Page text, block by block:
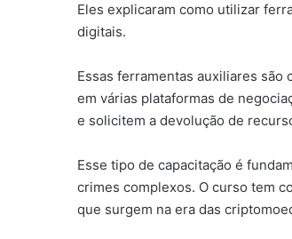
Eles explicaram como utilizar
digitais.
Essas ferramentas auxiliares
em várias plataformas de
e solicitem a devolução de
Esse tipo de capacitação é
crimes complexos. O curso tem
que surgem na era das